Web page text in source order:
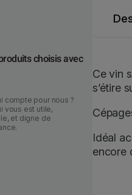
Ce vin
s’étire
Idéal
encore
choisis avec
compte pour nous ?
vous est utile,
et digne de